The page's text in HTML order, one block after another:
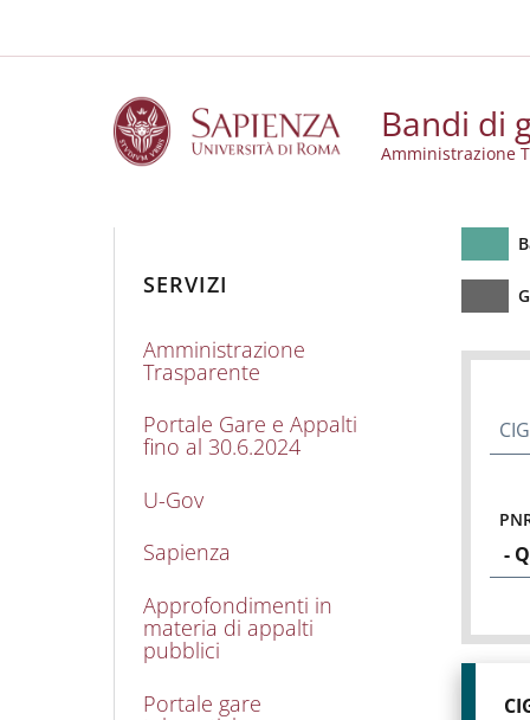
Bandi di
Amministrazione
Bandi di gara e
SERVIZI
Amministrazione
Trasparente
Portale Gare e Appalti
fino al 30.6.2024
U-Gov
Sapienza
Approfondimenti in
materia di appalti
pubblici
Portale gare
CIG